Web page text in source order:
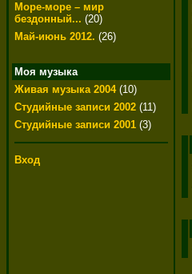
Море-море – мир
бездонный... (20)
Май-июнь 2012. (26)
Моя музыка
Живая музыка 2004(10)
Студийные записи 2002 (11)
Студийные записи 2001 (3)
Вход